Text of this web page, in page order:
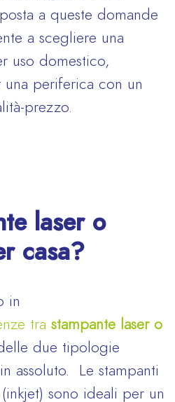
a queste domande
a scegliere una
uso domestico,
periferica con un
prezzo.
laser o
casa?
in
tra stampante laser o
due tipologie
assoluto. Le stampanti
sono ideali per un